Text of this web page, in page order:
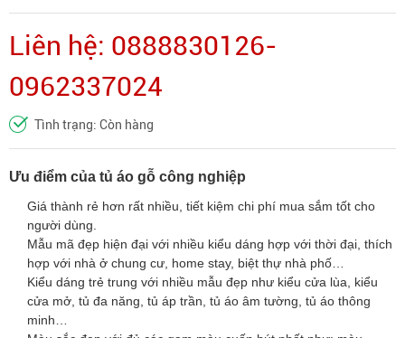
Liên hệ: 0888830126-
0962337024
Tình trạng: Còn hàng
Ưu điểm của tủ áo gỗ công nghiệp
Giá thành rẻ hơn rất nhiều, tiết kiệm chi phí mua sắm tốt cho
người dùng.
Mẫu mã đẹp hiện đại với nhiều kiểu dáng hợp với thời đại, thích
hợp với nhà ở chung cư, home stay, biệt thự nhà phố…
Kiểu dáng trẻ trung với nhiều mẫu đẹp như kiểu cửa lùa, kiểu
cửa mở, tủ đa năng, tủ áp trần, tủ áo âm tường, tủ áo thông
minh…